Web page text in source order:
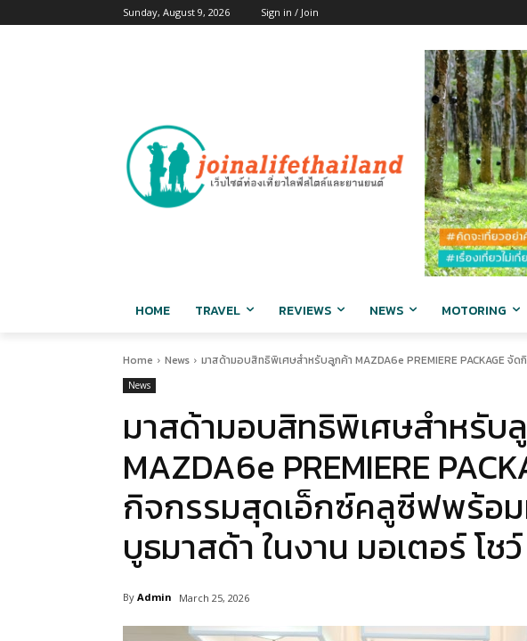
Sunday, August 9, 2026 Sign in / Join
HOME TRAVEL REVIEWS NEWS MOTORING
Home News มาสด้ามอบสิทธิพิเศษสำหรับลูกค้า MAZDA6e PREMIERE
News
มาสด้ามอบสิทธิพิเศษสำหรับ
MAZDA6e PREMIERE
กิจกรรมสุดเอ็กซ์คลูซีฟพร้อ
บูธมาสด้า ในงาน มอเตอร์ โชว์
By Admin March 25, 2026